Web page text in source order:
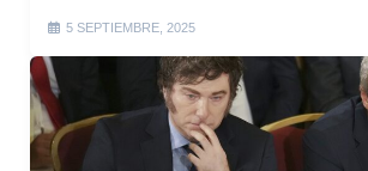
5 SEPTIEMBRE, 2025